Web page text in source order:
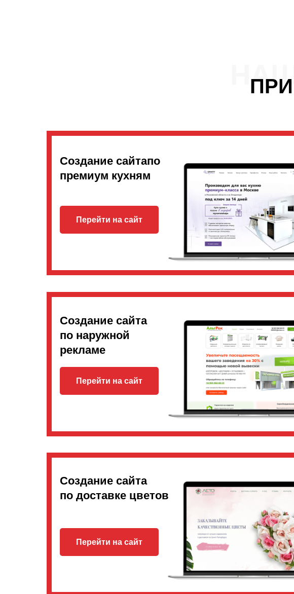
Создание сайта
по наружной
рекламе
Перейти на сайт
Создание сайтапо
премиум кухням
Перейти на сайт
Создание сайта
по доставке цветов
Перейти на сайт